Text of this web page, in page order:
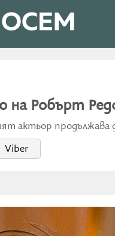
на Робърт
актьор
Viber